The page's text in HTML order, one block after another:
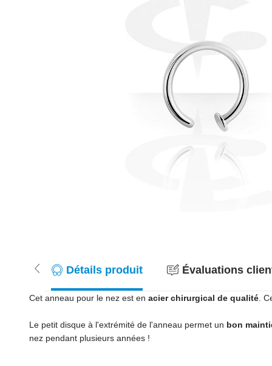
Détails produit Évaluations
Cet anneau pour le nez est en acier chirurgical de qualité .
Le petit disque à l'extrémité de l'anneau permet un bon
nez pendant plusieurs années !